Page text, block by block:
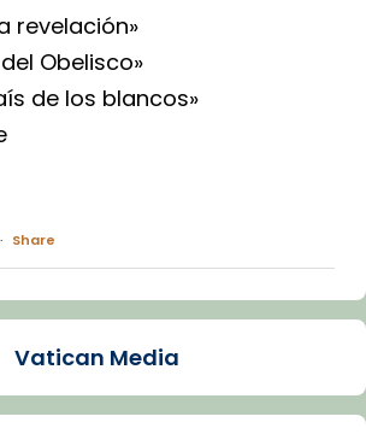
revelación»
Obelisco»
de los blancos»
· Share
de Barcelona
patir depressió. Fa gairebé
Lluís Companys, la
Vatican Media